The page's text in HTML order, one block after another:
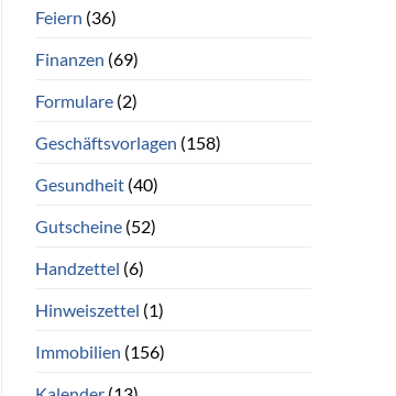
Feiern (36)
Finanzen (69)
Formulare(2)
Geschäftsvorlagen (158)
Gesundheit(40)
Gutscheine(52)
Handzettel (6)
Hinweiszettel (1)
Immobilien (156)